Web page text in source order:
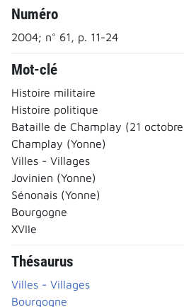
Numéro
2004; n° 61, p. 11-24
Mot-clé
Histoire militaire
Histoire politique
Bataille de Champlay (21 octobre
Champlay (Yonne)
Villes - Villages
Jovinien (Yonne)
Sénonais (Yonne)
Bourgogne
XVIIe
Thésaurus
Villes - Villages
Bourgogne